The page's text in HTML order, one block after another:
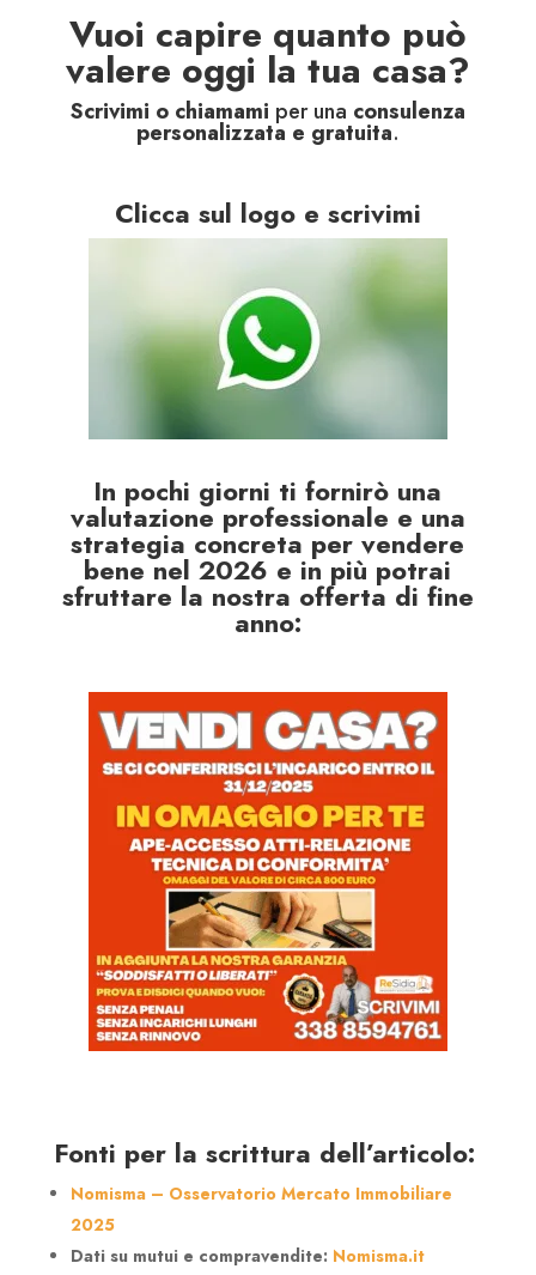
Vuoi capire quanto può
valere oggi la tua casa?
Scrivimi o chiamami per una consulenza
personalizzata e gratuita.
Clicca sul logo e scrivimi
In pochi giorni ti fornirò una
valutazione professionale e una
strategia concreta per vendere
bene nel 2026 e in più potrai
sfruttare la nostra offerta di fine
anno:
Fonti per la scrittura dell’articolo:
Nomisma – Osservatorio Mercato Immobiliare
2025
Dati su mutui e compravendite: Nomisma.it